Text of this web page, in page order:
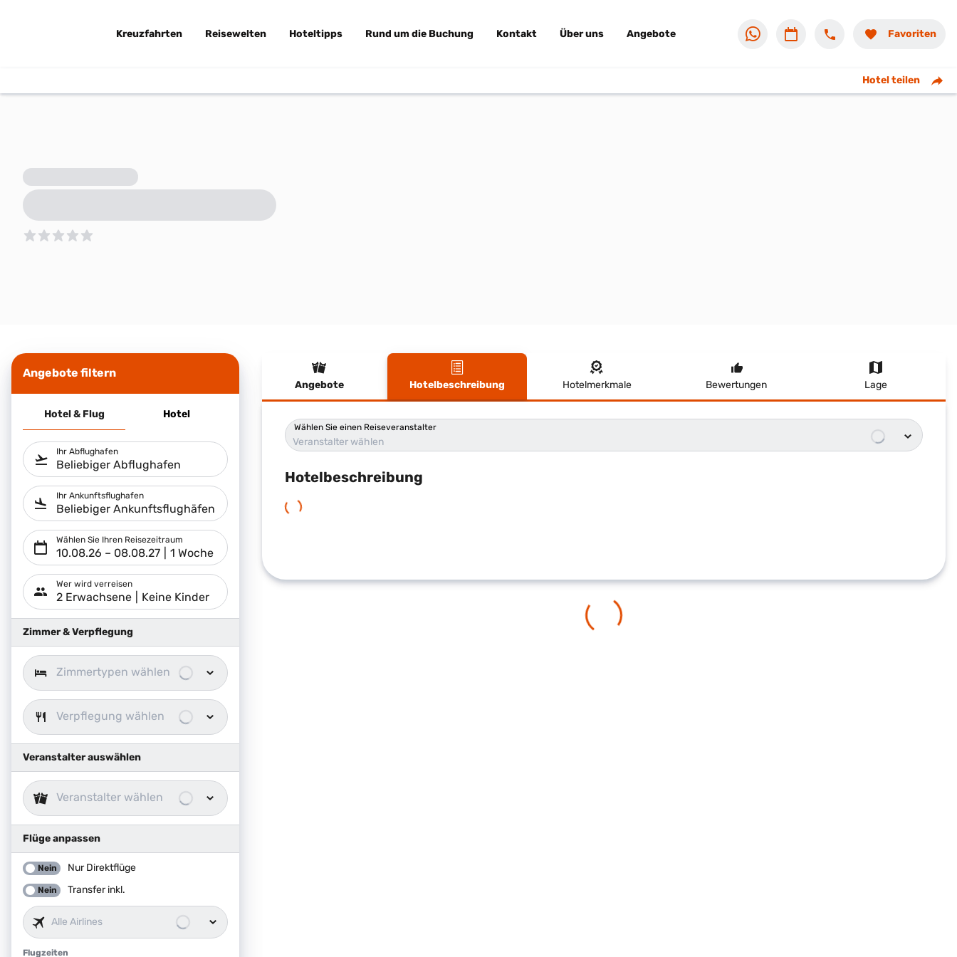
Kreuzfahrten Reisewelten Hoteltipps Rund um die Buchung Kontakt Über uns Angebote Favoriten
Hotel teilen
5
Angebote filtern
Hotel & Flug Hotel
Ihr Abflughafen
Beliebiger Abflughafen
Ihr Ankunftsflughafen
Beliebiger Ankunftsflughäfen
Wählen Sie Ihren Reisezeitraum
10.08.26 – 08.08.27 1 Woche
Wer wird verreisen
2 Erwachsene Keine Kinder
Zimmer & Verpflegung
Zimmertypen wählen
Verpflegung wählen
Veranstalter auswählen
Veranstalter wählen
Flüge anpassen
Nein Nur Direktflüge
Nein Transfer inkl.
Alle Airlines
Flugzeiten
Flugzeiten
Angebote Hotelbeschreibung Hotelmerkmale Bewertungen Lage
Hotelbeschreibung
Wählen Sie einen Reiseveranstalter
Veranstalter wählen
Hotelbeschreibung